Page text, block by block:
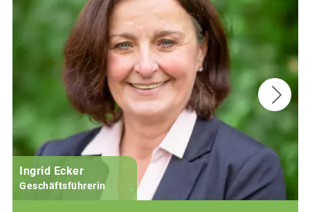
Ingrid Ecker
Geschäftsführerin